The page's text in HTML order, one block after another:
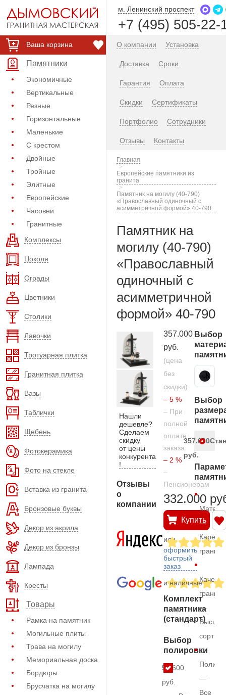
Ваша корзина
Памятники
Экономичные
Вертикальные
Резные
Горизонтальные
Маленькие
С крестом
Двойные
Тройные
Элитные
Европейские
Часовни
Гранитные
Комплексы
Цоколя
Ограды
Цветники
Столики
Лавочки
Тротуарная плитка
Гранитная плитка
Вазы
Таблички
Щебень
Фотокерамика
Фото на стекле
Вставка из гранита
Бронзовые буквы
Декор из акрила
Декор из бронзы
Лампада
Кресты
Товары
Рамка на памятник
Могильные плиты
Трава на могилу
Мемориальная доска
Бордюры
Брусчатка на могилу
м. Ленинский проспект
+7 (495) 505-22-
О компании Установка
Доставка Сроки
Гарантия Оплата
Скидки Сертификаты
Портфолио Сотрудники
Отзывы Контакты
Главная
Европейские памятники из
гранита
Памятник на могилу (40-790)
«Православный одиночный с
асимметричной формой» 40-790
Памятник на
могилу (40-790)
«Православный
одиночный с
асимметричной
формой» 40-790
Нашли
дешевле?
Сделаем
скидку
от цены
конкурента
!
Отзывы
о
компании
357.000
руб.
(цена
без
скидки)
– 5 %
– При
полной
оплате
заказа
– 2 %
–
Пенсионерам
332.000
Купить
или
оформить
быстрый
заказ
и наличные
Комплект
памятника
(стандарт)
Выбор
полировки
53.600
руб.
Выбор
Карельский гранит
Выбор
357.000
руб.
—
гранит
гранита
—
Высший
сорт
—
Все